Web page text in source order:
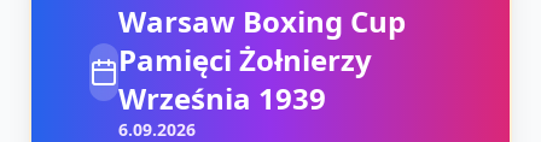
Warsaw Boxing Cup
Pamięci Żołnierzy
Września 1939
6.09.2026